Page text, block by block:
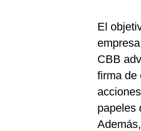
El
CBB
firma de
papeles